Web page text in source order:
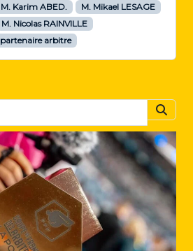
M. Karim ABED.
M. Mikael LESAGE
M. Nicolas RAINVILLE
partenaire arbitre